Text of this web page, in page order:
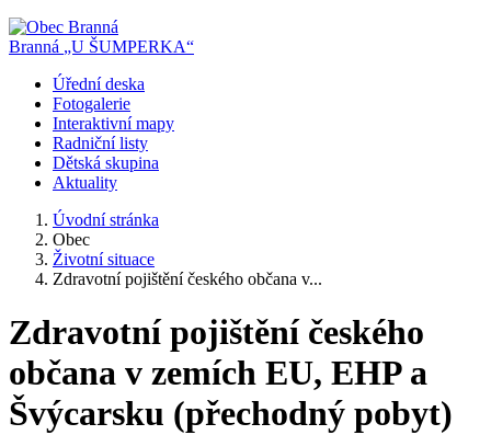
Branná „U ŠUMPERKA“
Úřední deska
Fotogalerie
Interaktivní mapy
Radniční listy
Dětská skupina
Aktuality
Úvodní stránka
Obec
Životní situace
Zdravotní pojištění českého občana v...
Zdravotní pojištění českého
občana v zemích EU, EHP a
Švýcarsku (přechodný pobyt)